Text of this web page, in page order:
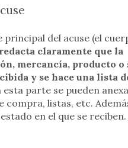
principal del acuse (el
claramente que la
mercancía, producto o
y se hace una lista
esta parte se pueden
compra, listas, etc.
en el que se reciben.